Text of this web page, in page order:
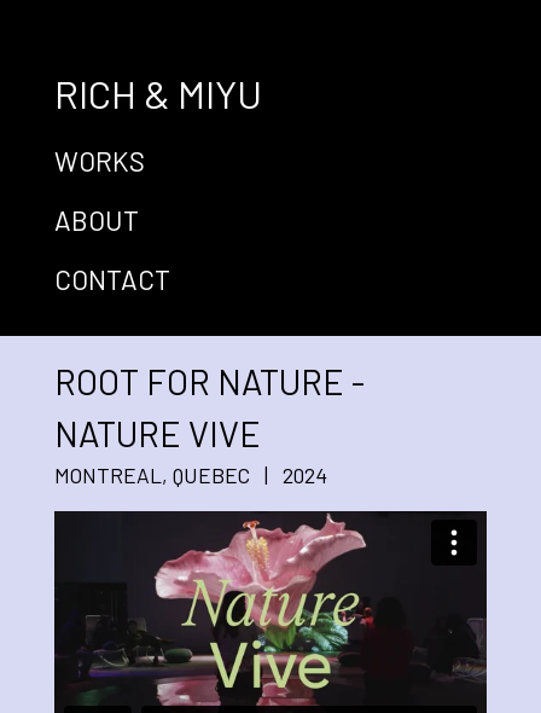
RICH & MIYU
WORKS
ABOUT
CONTACT
ROOT FOR NATURE -
NATURE VIVE
MONTREAL, QUEBEC | 2024